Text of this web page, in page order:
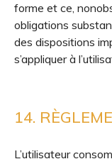
forme et ce,
obligations
des dispositions
s’appliquer à
14.
L’utilisateur